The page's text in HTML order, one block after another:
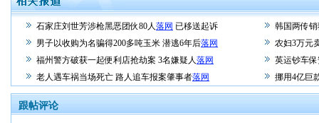
石家庄刘世芳涉枪黑恶团伙80人落网 已移送起诉
韩国两传
男子以收购为名骗得200多吨玉米 潜逃6年后落网
农妇3万元
福州警方破获一起便利店抢劫案 3名嫌疑人落网
英运钞车
老人遇车祸当场死亡 路人追车报案肇事者落网 挪用4亿巨
跟帖评论